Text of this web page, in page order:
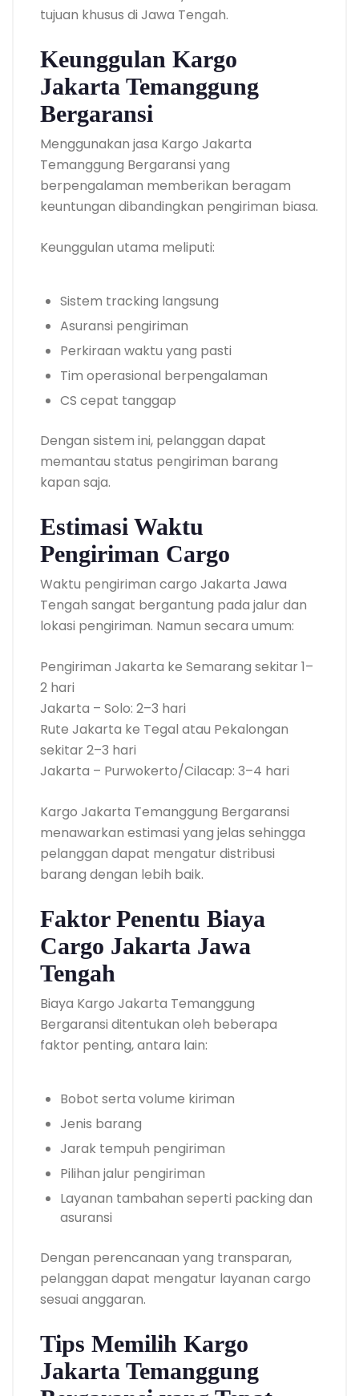
tujuan khusus di Jawa Tengah.
Keunggulan Kargo
Jakarta Temanggung
Bergaransi
Menggunakan jasa Kargo Jakarta
Temanggung Bergaransi yang
berpengalaman memberikan beragam
keuntungan dibandingkan pengiriman biasa.
Keunggulan utama meliputi:
Sistem tracking langsung
Asuransi pengiriman
Perkiraan waktu yang pasti
Tim operasional berpengalaman
CS cepat tanggap
Dengan sistem ini, pelanggan dapat
memantau status pengiriman barang
kapan saja.
Estimasi Waktu
Pengiriman Cargo
Waktu pengiriman cargo Jakarta Jawa
Tengah sangat bergantung pada jalur dan
lokasi pengiriman. Namun secara umum:
Pengiriman Jakarta ke Semarang sekitar 1–
2 hari
Jakarta – Solo: 2–3 hari
Rute Jakarta ke Tegal atau Pekalongan
sekitar 2–3 hari
Jakarta – Purwokerto/Cilacap: 3–4 hari
Kargo Jakarta Temanggung Bergaransi
menawarkan estimasi yang jelas sehingga
pelanggan dapat mengatur distribusi
barang dengan lebih baik.
Faktor Penentu Biaya
Cargo Jakarta Jawa
Tengah
Biaya Kargo Jakarta Temanggung
Bergaransi ditentukan oleh beberapa
faktor penting, antara lain:
Bobot serta volume kiriman
Jenis barang
Jarak tempuh pengiriman
Pilihan jalur pengiriman
Layanan tambahan seperti packing dan
asuransi
Dengan perencanaan yang transparan,
pelanggan dapat mengatur layanan cargo
sesuai anggaran.
Tips Memilih Kargo
Jakarta Temanggung